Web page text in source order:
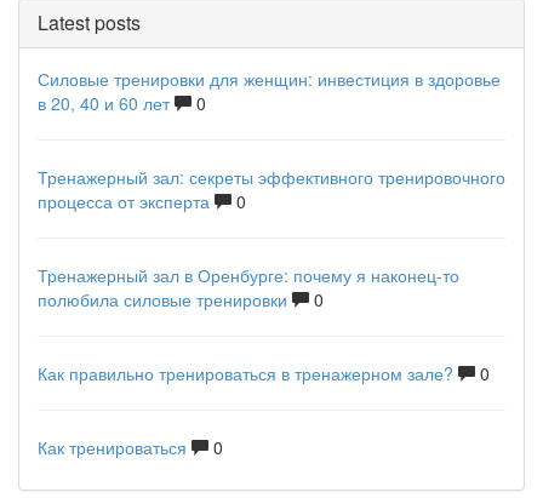
Latest posts
Силовые тренировки для женщин: инвестиция в здоровье
в 20, 40 и 60 лет
0
Тренажерный зал: секреты эффективного тренировочного
процесса от эксперта
0
Тренажерный зал в Оренбурге: почему я наконец-то
полюбила силовые тренировки
0
Как правильно тренироваться в тренажерном зале? 0
Как тренироваться 0